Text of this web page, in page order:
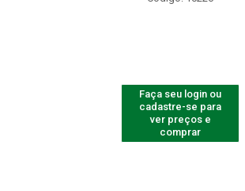
Faça seu login ou
cadastre-se para
ver preços e
comprar